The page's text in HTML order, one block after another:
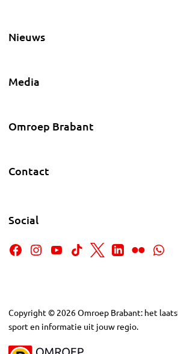
Nieuws
Media
Omroep Brabant
Contact
Social
Copyright © 2026Omroep Brabant: het
sport en informatie uit jouw regio.